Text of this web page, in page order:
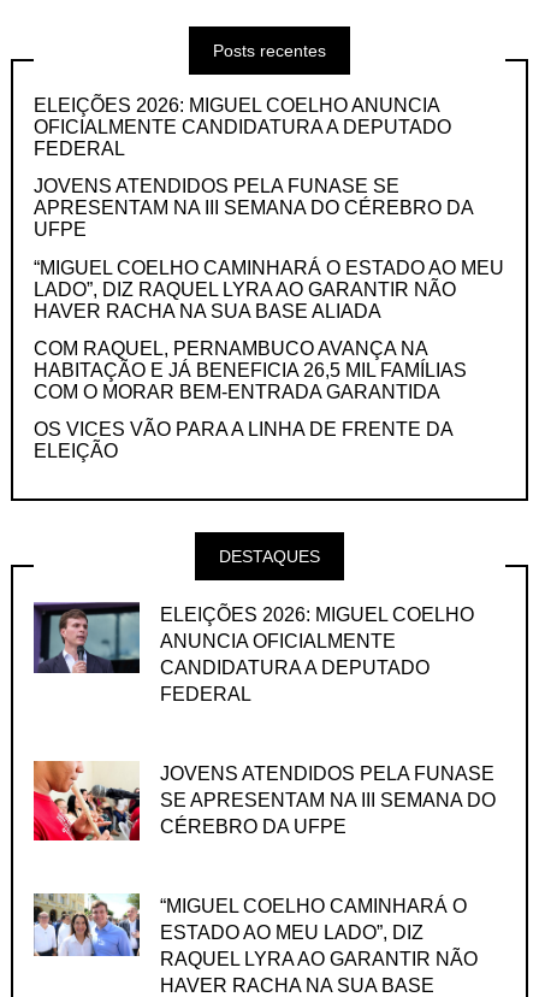
Posts recentes
ELEIÇÕES 2026: MIGUEL COELHO ANUNCIA
OFICIALMENTE CANDIDATURA A DEPUTADO
FEDERAL
JOVENS ATENDIDOS PELA FUNASE SE
APRESENTAM NA III SEMANA DO CÉREBRO DA
UFPE
“MIGUEL COELHO CAMINHARÁ O ESTADO AO MEU
LADO”, DIZ RAQUEL LYRA AO GARANTIR NÃO
HAVER RACHA NA SUA BASE ALIADA
COM RAQUEL, PERNAMBUCO AVANÇA NA
HABITAÇÃO E JÁ BENEFICIA 26,5 MIL FAMÍLIAS
COM O MORAR BEM-ENTRADA GARANTIDA
OS VICES VÃO PARA A LINHA DE FRENTE DA
ELEIÇÃO
DESTAQUES
ELEIÇÕES 2026: MIGUEL COELHO
ANUNCIA OFICIALMENTE
CANDIDATURA A DEPUTADO
FEDERAL
JOVENS ATENDIDOS PELA FUNASE
SE APRESENTAM NA III SEMANA DO
CÉREBRO DA UFPE
“MIGUEL COELHO CAMINHARÁ O
ESTADO AO MEU LADO”, DIZ
RAQUEL LYRA AO GARANTIR NÃO
HAVER RACHA NA SUA BASE